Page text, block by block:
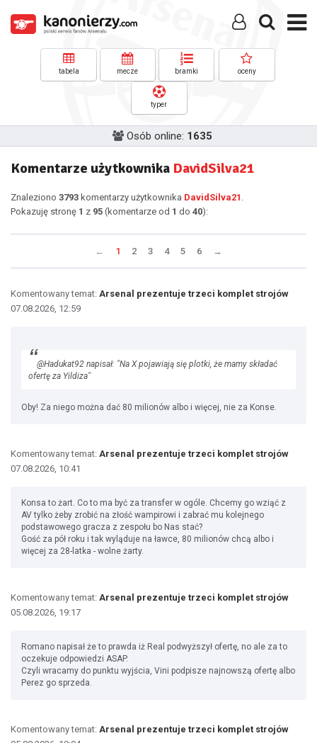
tabela mecze bramki oceny
typer
Osób online: 1635
Komentarze użytkownika DavidSilva21
Znaleziono 3793 komentarzy użytkownika DavidSilva21 .
Pokazuję stronę 1 z 95 (komentarze od 1 do 40):
← 1 2 3 4 5 6 →
Komentowany temat: Arsenal prezentuje trzeci komplet strojów
07.08.2026, 12:59
@Hadukat92 napisał: "Na X pojawiają się plotki, że mamy składać
ofertę za Yildiza"
Oby! Za niego można dać 80 milionów albo i więcej, nie za Konse.
Komentowany temat: Arsenal prezentuje trzeci komplet strojów
07.08.2026, 10:41
Konsa to żart. Co to ma być za transfer w ogóle. Chcemy go wziąć z
AV tylko żeby zrobić na złość wampirowi i zabrać mu kolejnego
podstawowego gracza z zespołu bo Nas stać?
Gość za pół roku i tak wyląduje na ławce, 80 milionów chcą albo i
więcej za 28-latka - wolne żarty.
Komentowany temat: Arsenal prezentuje trzeci komplet strojów
05.08.2026, 19:17
Romano napisał że to prawda iż Real podwyższył ofertę, no ale za to
oczekuje odpowiedzi ASAP.
Czyli wracamy do punktu wyjścia, Vini podpisze najnowszą ofertę albo
Perez go sprzeda.
Komentowany temat: Arsenal prezentuje trzeci komplet strojów